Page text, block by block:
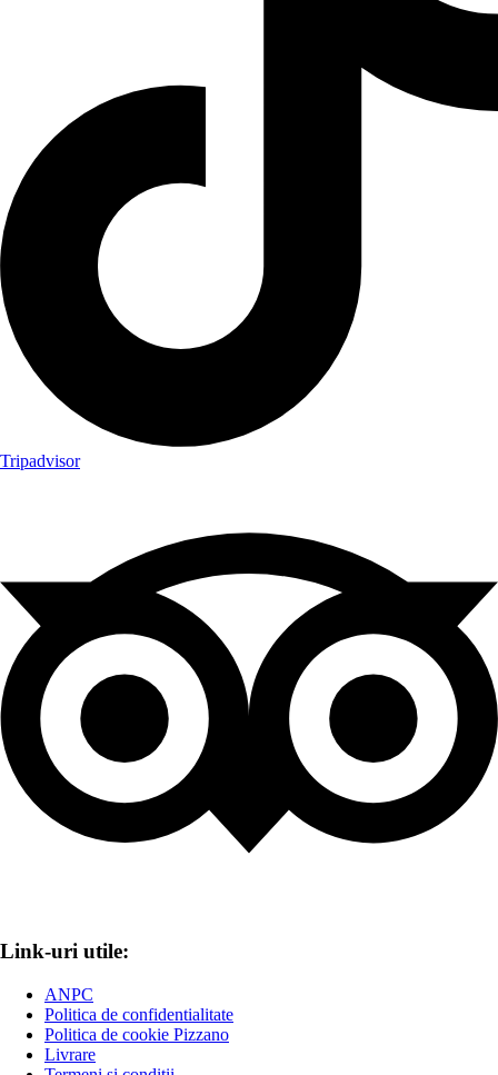
Tripadvisor
Link-uri utile:
ANPC
Politica de confidentialitate
Politica de cookie Pizzano
Livrare